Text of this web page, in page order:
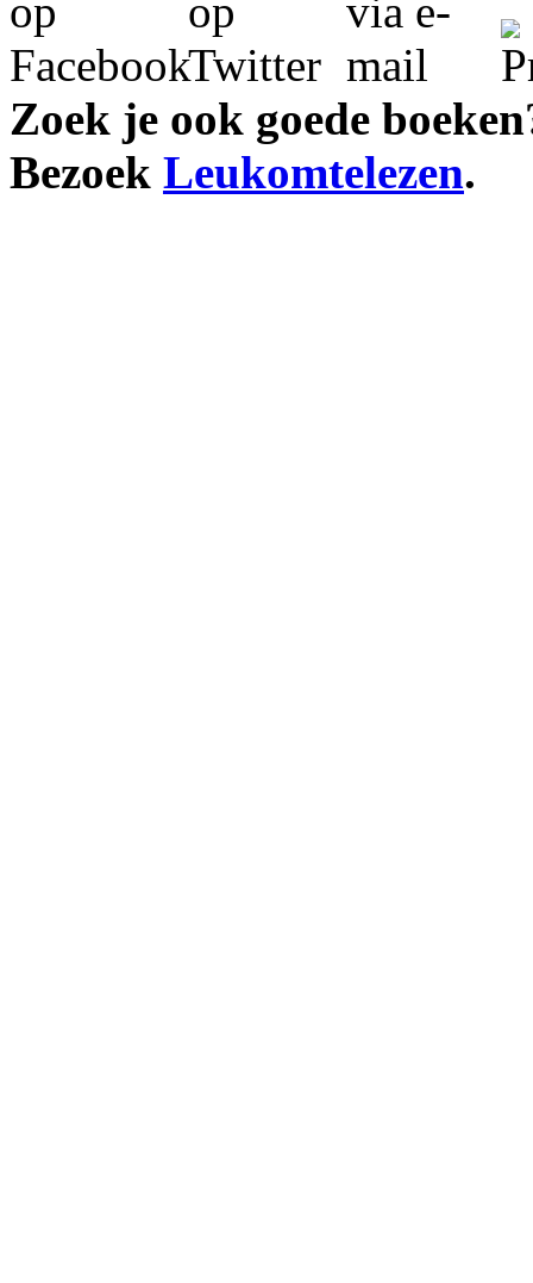
Zoek je ook goede
Bezoek Leukomtelezen.